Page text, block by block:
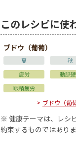
このレシピに使
ブドウ（葡萄）
夏 秋
疲労
動脈
眼精疲労
ブドウ（葡
※ 健康テーマは、レシ
約束するものではありま